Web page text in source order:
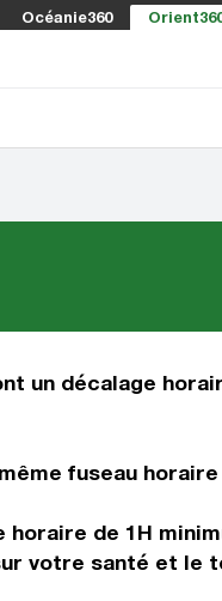
Océanie360
un décalage
fuseau
de 1H
votre santé et le